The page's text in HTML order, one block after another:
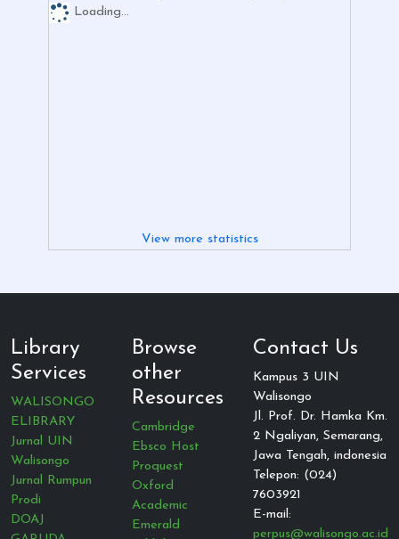
Loading...
View more statistics
Library
Services
WALISONGO
ELIBRARY
Jurnal UIN
Walisongo
Jurnal Rumpun
Prodi
DOAJ
Browse
other
Resources
Cambridge
Ebsco Host
Proquest
Oxford
Academic
Emerald
Contact Us
Kampus 3 UIN
Walisongo
Jl. Prof. Dr. Hamka Km.
2 Ngaliyan, Semarang,
Jawa Tengah, indonesia
Telepon: (024)
7603921
E-mail:
perpus@walisongo.ac.id